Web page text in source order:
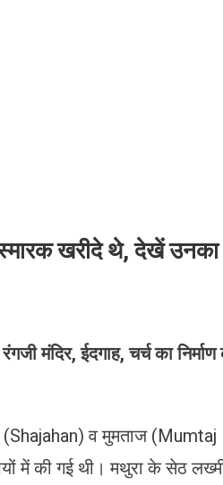
खरीदे थे, देखें उनका
मंदिर, ईदगाह, चर्च का
(Shajahan) व मुमताज
में की गई थी। मथुरा के सेठ